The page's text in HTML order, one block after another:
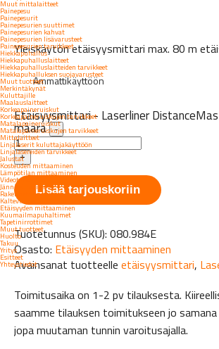
Muut mittalaitteet
Painepesu
Painepesurit
Painepesurien suuttimet
Painepesurien kahvat
Painepesurien lisävarusteet
Painepesurien tarvikkeet
Hiekkapuhallus
Hiekkapuhalluslaitteet
Hiekkapuhalluslaitteiden tarvikkeet
Hiekkapuhalluksen suojavarusteet
Muut tuotteet
Merkintäkynät
Kuluttajille
Maalauslaitteet
Korkeapaineruiskut
Korkeapaineruiskujen tarvikkeet
Matalapaineruiskut
Matalapaineruiskujen tarvikkeet
Mittalaitteet
Linjalaserit kuluttajakäyttöön
Linjalasereiden tarvikkeet
Jalustat
Kosteuden mittaaminen
Lämpötilan mittaaminen
Videotarkastus
Jänniteilmaisimet
Rakennetunnistimet
Kaltevuuden mittaaminen
Etäisyyden mittaaminen
Kuumailmapuhaltimet
Tapetinirrottimet
Muut tuotteet
Huolto
Takuu
Yritys
Esitteet
Yhteystiedot
Yleiskäytön etäisyysmittari max. 80 m
Ammattikäyttöön
Etäisyysmittari - Laserliner
määrä -
+
Lisää tarjouskoriin
Tuotetunnus (SKU): 080.984E
Osasto: Etäisyyden mittaaminen
Avainsanat tuotteelle etäisyysmittari,
Toimitusaika on 1-2 pv tilauksesta.
saamme tilauksen toimitukseen jo
jopa muutaman tunnin varoitusajalla.